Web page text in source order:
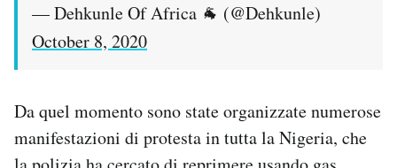
— Dehkunle Of Africa 🐐 (@Dehkunle)
October 8, 2020
Da quel momento sono state organizzate numerose
manifestazioni di protesta in tutta la Nigeria, che